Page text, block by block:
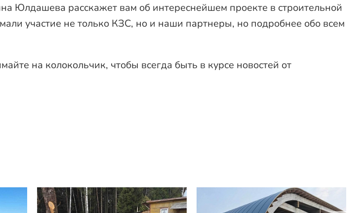
Юлдашева расскажет вам об интереснейшем проекте в строительной
участие не только КЗС, но и наши партнеры, но подробнее обо всем
на колокольчик, чтобы всегда быть в курсе новостей от